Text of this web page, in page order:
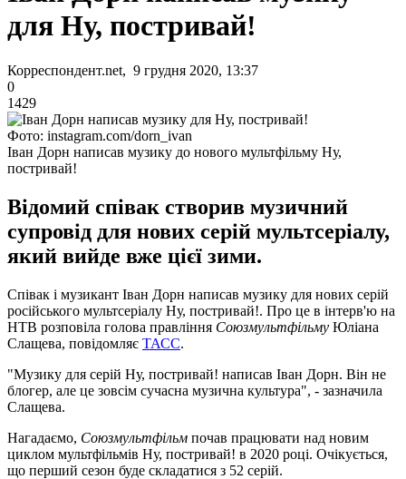
для Ну, постривай!
Корреспондент.net, 9 грудня 2020, 13:37
0
1429
Фото: instagram.com/dorn_ivan
Іван Дорн написав музику до нового мультфільму Ну,
постривай!
Відомий співак створив музичний
супровід для нових серій мультсеріалу,
який вийде вже цієї зими.
Співак і музикант Іван Дорн написав музику для нових серій
російського мультсеріалу Ну, постривай!. Про це в інтерв'ю на
НТВ розповіла голова правління Союзмультфільму Юліана
Слащева, повідомляє ТАСС.
"Музику для серій Ну, постривай! написав Іван Дорн. Він не
блогер, але це зовсім сучасна музична культура", - зазначила
Слащева.
Нагадаємо, Союзмультфільм почав працювати над новим
циклом мультфільмів Ну, постривай! в 2020 році. Очікується,
що перший сезон буде складатися з 52 серій.